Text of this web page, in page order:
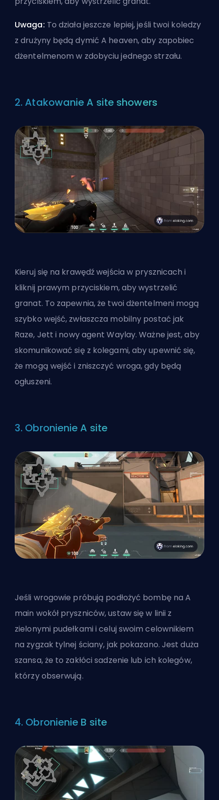
Uwaga: To działa jeszcze lepiej, jeśli twoi koledzy
z drużyny będą dymić A heaven, aby zapobiec
dżentelmenom w zdobyciu jednego strzału.
2. Atakowanie A site showers
Kieruj się na krawędź wejścia w prysznicach i
kliknij prawym przyciskiem, aby wystrzelić
granat. To zapewnia, że twoi dżentelmeni mogą
szybko wejść, zwłaszcza mobilny postać jak
Raze, Jett i nowy agent Waylay. Ważne jest, aby
skomunikować się z kolegami, aby upewnić się,
że mogą wejść i zniszczyć wroga, gdy będą
ogłuszeni.
3. Obronienie A site
Jeśli wrogowie próbują podłożyć bombę na A
main wokół pryszniców, ustaw się w linii z
zielonymi pudełkami i celuj swoim celownikiem
na zygzak tylnej ściany, jak pokazano. Jest duża
szansa, że to zakłóci sadzenie lub ich kolegów,
którzy obserwują.
4. Obronienie B site